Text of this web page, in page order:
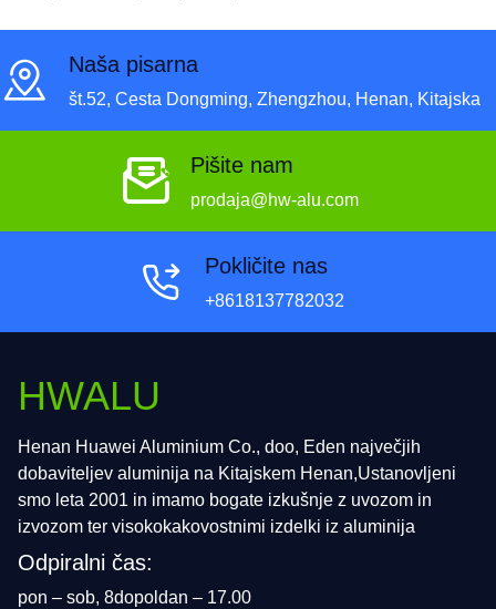
Naša pisarna
št.52, Cesta Dongming, Zhengzhou, Henan, Kitajska
Pišite nam
prodaja@hw-alu.com
Pokličite nas
+8618137782032
HWALU
Henan Huawei Aluminium Co., doo, Eden največjih
dobaviteljev aluminija na Kitajskem Henan,Ustanovljeni
smo leta 2001 in imamo bogate izkušnje z uvozom in
izvozom ter visokokakovostnimi izdelki iz aluminija
Odpiralni čas:
pon – sob, 8dopoldan – 17.00